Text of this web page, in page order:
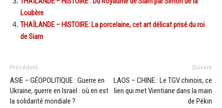
Loubère
THAÏLANDE – HISTOIRE: La porcelaine, cet art délicat prisé du roi
de Siam
Précédent
ASIE – GÉOPOLITIQUE : Guerre en
Ukraine, guerre en Israël : où en est
la solidarité mondiale ?
Suivant
LAOS – CHINE : Le TGV chinois, ce
lien qui met Vientiane dans la main
de Pékin